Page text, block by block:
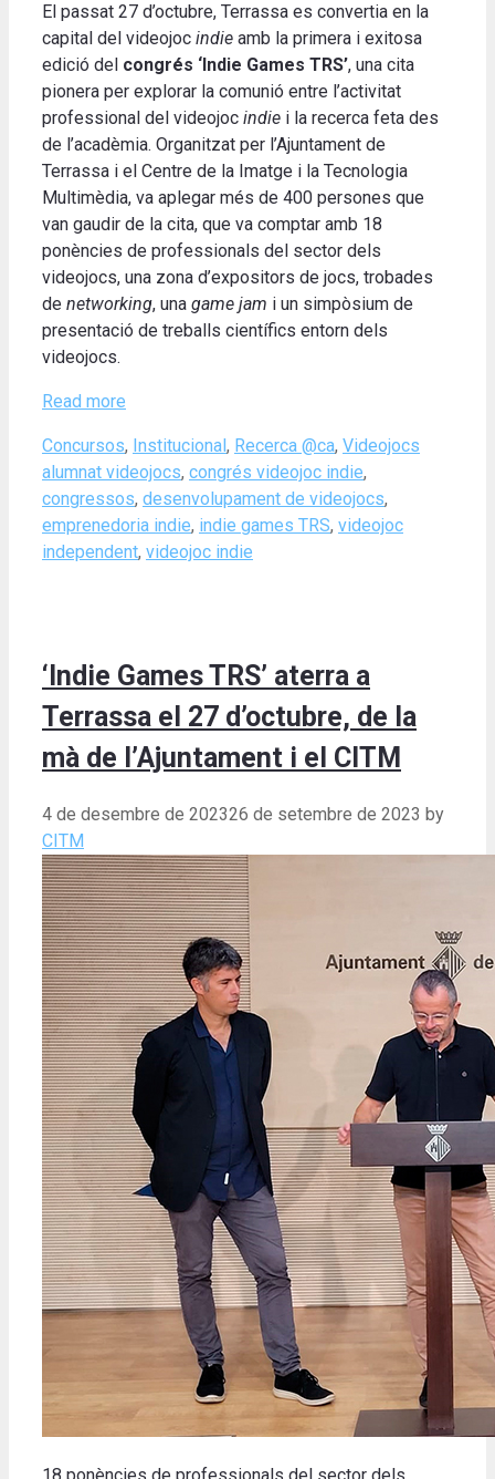
El passat 27 d’octubre, Terrassa es convertia en la
capital del videojoc indie amb la primera i exitosa
edició del congrés ‘Indie Games TRS’, una cita
pionera per explorar la comunió entre l’activitat
professional del videojoc indie i la recerca feta des
de l’acadèmia. Organitzat per l’Ajuntament de
Terrassa i el Centre de la Imatge i la Tecnologia
Multimèdia, va aplegar més de 400 persones que
van gaudir de la cita, que va comptar amb 18
ponències de professionals del sector dels
videojocs, una zona d’expositors de jocs, trobades
de networking, una game jam i un simpòsium de
presentació de treballs científics entorn dels
videojocs.
Read more
Categories
Concursos, Institucional , Recerca @ca, Videojocs
alumnat videojocs, congrés videojoc indie,
congressos, desenvolupament de videojocs,
emprenedoria indie, indie games TRS, videojoc
independent, videojoc indie
‘Indie Games TRS’ aterra a
Terrassa el 27 d’octubre, de la
mà de l’Ajuntament i el CITM
4 de desembre de 202326 de setembre de 2023 by
CITM